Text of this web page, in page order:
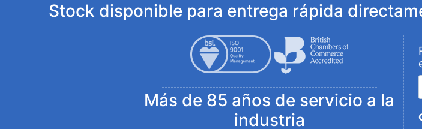
Stock disponible para entrega rápida
Más de 85 años de servicio a la
industria